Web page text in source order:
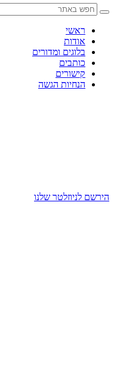
Skip
contentראשי
אודות
בלוגים ומדורים
כותבים
קישורים
הנחיות הגשה
הירשם לניוזלטר שלנו